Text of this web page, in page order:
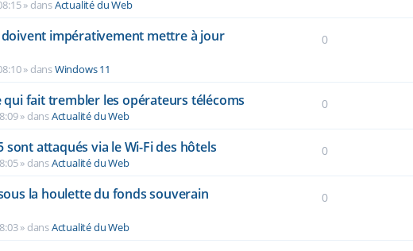
» dansActualité du Web
doivent impérativement mettre à jour
» dansWindows 11
0
qui fait trembler les opérateurs télécoms
» dansActualité du Web
0
attaqués via le Wi-Fi des hôtels
» dansActualité du Web
0
la houlette du fonds souverain
» dansActualité du Web
0